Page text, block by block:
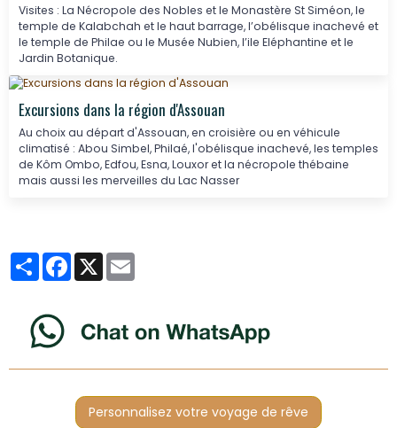
Visites : La Nécropole des Nobles et le Monastère St Siméon, le
temple de Kalabchah et le haut barrage, l’obélisque inachevé et
le temple de Philae ou le Musée Nubien, l’ile Eléphantine et le
Jardin Botanique.
Excursions dans la région d'Assouan
Au choix au départ d'Assouan, en croisière ou en véhicule
climatisé : Abou Simbel, Philaé, l'obélisque inachevé, les temples
de Kôm Ombo, Edfou, Esna, Louxor et la nécropole thébaine
mais aussi les merveilles du Lac Nasser
PartagerFacebook
X
Personnalisez votre voyage de rêve